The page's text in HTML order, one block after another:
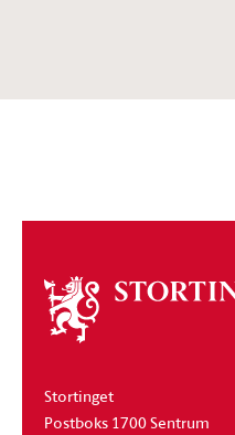
Om
stortinget
Stortinget
Postboks 1700 Sentrum